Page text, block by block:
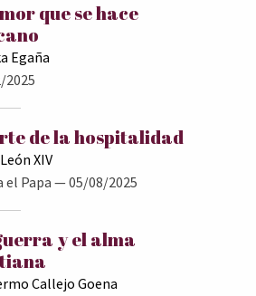
que se hace
Egaña
2025
de la hospitalidad
XIV
el Papa — 05/08/2025
y el alma
Callejo Goena